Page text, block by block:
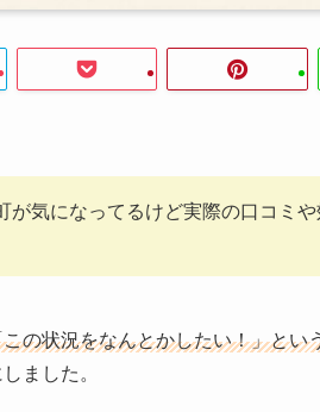
が気になってるけど実際の口コミや
の状況をなんとかしたい！」とい
ました。